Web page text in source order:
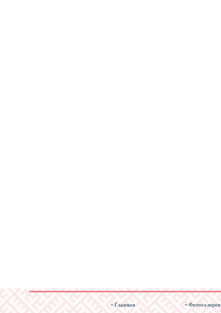
• Главная • Фотогалерея